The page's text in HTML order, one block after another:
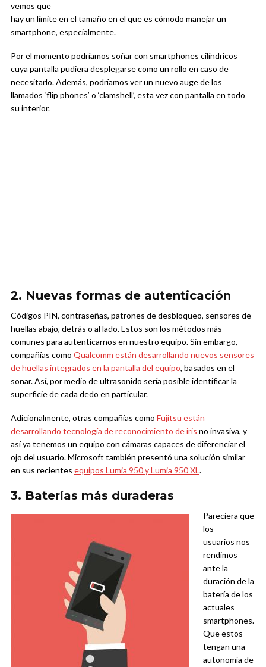
vemos que
hay un límite en el tamaño en el que es cómodo manejar un
smartphone, especialmente.
Por el momento podríamos soñar con smartphones cilíndricos
cuya pantalla pudiera desplegarse como un rollo en caso de
necesitarlo. Además, podríamos ver un nuevo auge de los
llamados ‘flip phones’ o ‘clamshell’, esta vez con pantalla en todo
su interior.
2. Nuevas formas de autenticación
Códigos PIN, contraseñas, patrones de desbloqueo, sensores de
huellas abajo, detrás o al lado. Estos son los métodos más
comunes para autenticarnos en nuestro equipo. Sin embargo,
compañías como Qualcomm están desarrollando nuevos sensores
de huellas integrados en la pantalla del equipo, basados en el
sonar. Así, por medio de ultrasonido sería posible identificar la
superficie de cada dedo en particular.
Adicionalmente, otras compañías como Fujitsu están
desarrollando tecnología de reconocimiento de iris no invasiva, y
así ya tenemos un equipo con cámaras capaces de diferenciar el
ojo del usuario. Microsoft también presentó una solución similar
en sus recientes equipos Lumia 950 y Lumia 950 XL.
3. Baterías más duraderas
Pareciera que
los
usuarios nos
rendimos
ante la
duración de la
batería de los
actuales
smartphones.
Que estos
tengan una
autonomía de